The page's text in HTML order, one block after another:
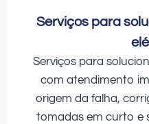
Serviços para
Serviços para
com atendimento
origem da falha,
tomadas em curto e